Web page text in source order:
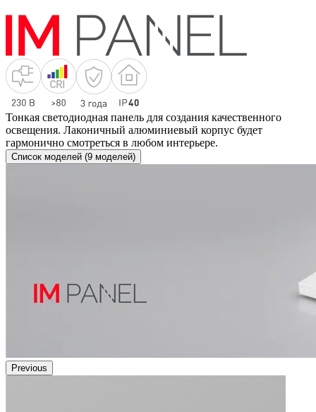
Тонкая светодиодная панель для создания качественного
освещения. Лаконичный алюминиевый корпус будет
гармонично смотреться в любом интерьере.
Список моделей (9 моделей)
Previous